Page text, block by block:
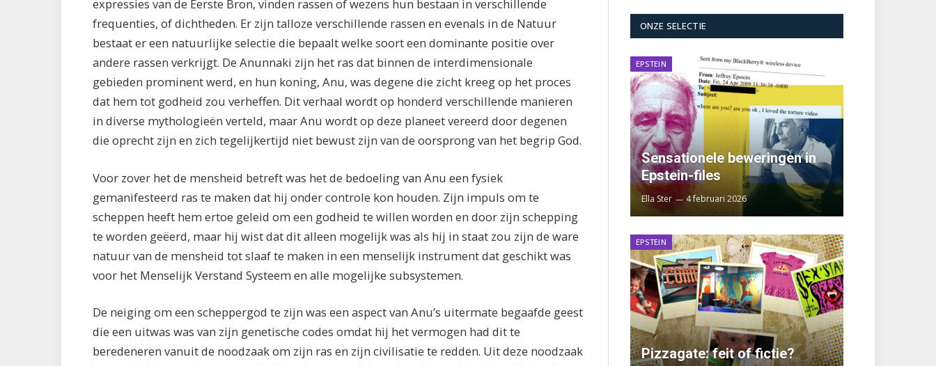
expressies van de Eerste Bron, vinden rassen of wezens hun bestaan in verschillende
frequenties, of dichtheden. Er zijn talloze verschillende rassen en evenals in de Natuur
bestaat er een natuurlijke selectie die bepaalt welke soort een dominante positie over
andere rassen verkrijgt. De Anunnaki zijn het ras dat binnen de interdimensionale
gebieden prominent werd, en hun koning, Anu, was degene die zicht kreeg op het proces
dat hem tot godheid zou verheffen. Dit verhaal wordt op honderd verschillende manieren
in diverse mythologieën verteld, maar Anu wordt op deze planeet vereerd door degenen
die oprecht zijn en zich tegelijkertijd niet bewust zijn van de oorsprong van het begrip God.
Voor zover het de mensheid betreft was het de bedoeling van Anu een fysiek
gemanifesteerd ras te maken dat hij onder controle kon houden. Zijn impuls om te
scheppen heeft hem ertoe geleid om een godheid te willen worden en door zijn schepping
te worden geëerd, maar hij wist dat dit alleen mogelijk was als hij in staat zou zijn de ware
natuur van de mensheid tot slaaf te maken in een menselijk instrument dat geschikt was
voor het Menselijk Verstand Systeem en alle mogelijke subsystemen.
De neiging om een scheppergod te zijn was een aspect van Anu’s uitermate begaafde geest
die een uitwas was van zijn genetische codes omdat hij het vermogen had dit te
beredeneren vanuit de noodzaak om zijn ras en zijn civilisatie te redden. Uit deze noodzaak
ONZE SELECTIE
EPSTEIN
Sensationele beweringen in
Epstein-files
Ella Ster 4 februari 2026
EPSTEIN
Pizzagate: feit of fictie?